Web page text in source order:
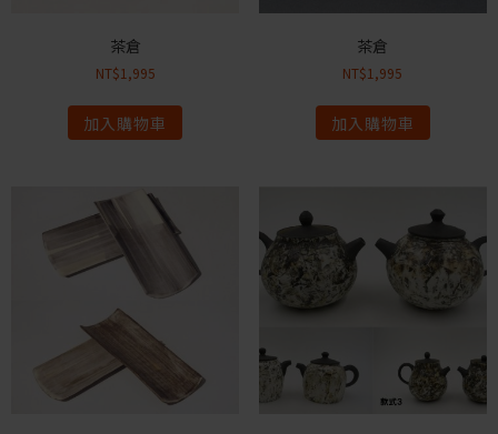
茶倉
NT$1,995
加入購物車
茶倉
NT$1,995
加入購物車